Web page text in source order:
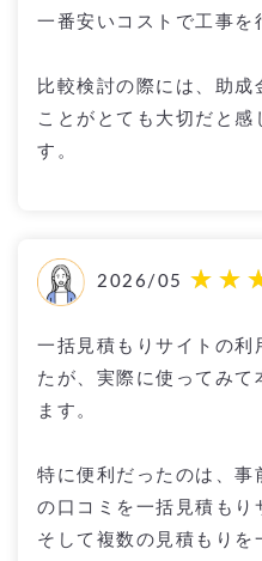
一番安いコストで工事を
比較検討の際には、助成
ことがとても大切だと
す。
2026/05
一括見積もりサイトの利
たが、実際に使ってみて
ます。
特に便利だったのは、事
の口コミを一括見積もり
そして複数の見積もりを